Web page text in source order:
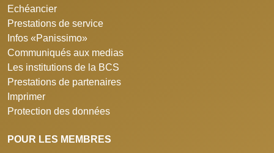
Echéancier
Prestations de service
Infos «Panissimo»
Communiqués aux medias
Les institutions de la BCS
Prestations de partenaires
Imprimer
Protection des données
POUR LES MEMBRES